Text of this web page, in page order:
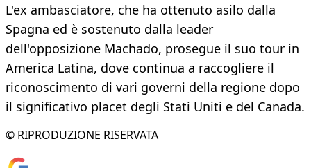
L'ex ambasciatore, che ha ottenuto asilo dalla
Spagna ed è sostenuto dalla leader
dell'opposizione Machado, prosegue il suo tour in
America Latina, dove continua a raccogliere il
riconoscimento di vari governi della regione dopo
il significativo placet degli Stati Uniti e del Canada.
© RIPRODUZIONE RISERVATA